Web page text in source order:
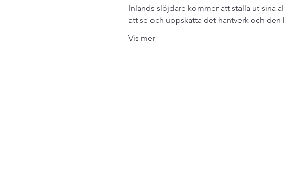
Inlands slöjdare kommer att ställa ut sina
att se och uppskatta det hantverk och den
Vis mer